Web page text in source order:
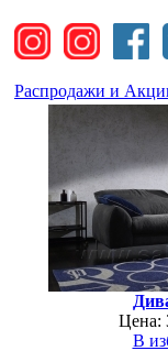
Распродажи и
Цена:
В